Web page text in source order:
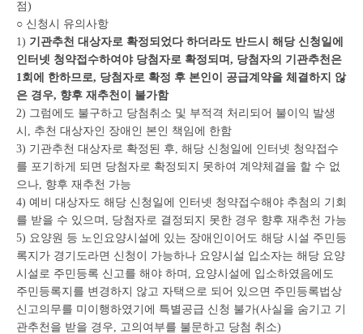
점)
○ 신청시 유의사항
1) 기관추천 대상자로 확정되었다 하더라도 반드시 해당 신청일에
인터넷 청약접수하여야 당첨자로 확정되며, 당첨자의 기관추천은
1회에 한하므로, 당첨자로 확정 후 본인이 공급계약을 체결하지 않
은 경우, 향후 재추천이 불가함
2) 그럼에도 불구하고 당첨취소 및 부적격 처리되어 불이익 발생
시, 추천 대상자인 장애인 본인 책임에 한함
3) 기관추천 대상자로 확정된 후, 해당 신청일에 인터넷 청약접수
를 포기하게 되면 당첨자로 확정되지 못하여 계약체결을 할 수 없
으나, 향후 재추천 가능
4) 예비 대상자도 해당 신청일에 인터넷 청약접수해야 추첨의 기회
를 받을 수 있으며, 당첨자로 결정되지 못한 경우 향후 재추천 가능
5) 요양원 등 노인요양시설에 있는 장애인이어도 해당 시설 주민등
록지가 경기도라면 신청이 가능하나 요양시설 입소자는 해당 요양
시설로 주민등록 신고를 해야 하며, 요양시설에 입소하였음에도
주민등록지를 변경하지 않고 자택으로 되어 있으면 주민등록법상
신고의무를 미이행하였기에 특별공급 신청 불가(사실을 숨기고 기
관추천을 받을 경우, 고의여부를 불문하고 당첨 취소)